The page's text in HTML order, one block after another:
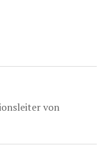
von